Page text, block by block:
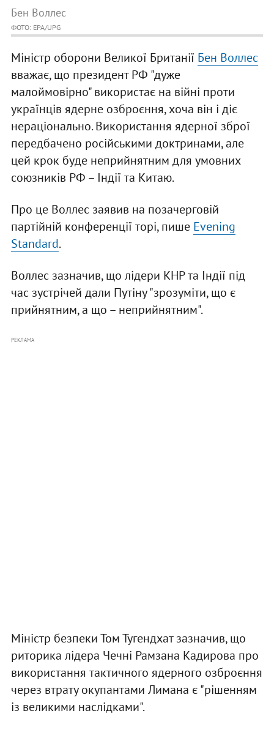
Бен Воллес
ФОТО: EPA/UPG
Міністр оборони Великої Британії Бен Воллес
вважає, що президент РФ "дуже
малоймовірно" використає на війні проти
українців ядерне озброєння, хоча він і діє
нераціонально. Використання ядерної зброї
передбачено російськими доктринами, але
цей крок буде неприйнятним для умовних
союзників РФ – Індії та Китаю.
Про це Воллес заявив на позачерговій
партійній конференції торі, пише Evening
Standard.
Воллес зазначив, що лідери КНР та Індії під
час зустрічей дали Путіну "зрозуміти, що є
прийнятним, а що – неприйнятним".
РЕКЛАМА
Міністр безпеки Том Тугендхат зазначив, що
риторика лідера Чечні Рамзана Кадирова про
використання тактичного ядерного озброєння
через втрату окупантами Лимана є "рішенням
із великими наслідками".